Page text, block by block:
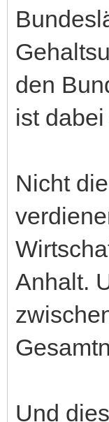
den
ist
Nicht
Anhalt.
Und